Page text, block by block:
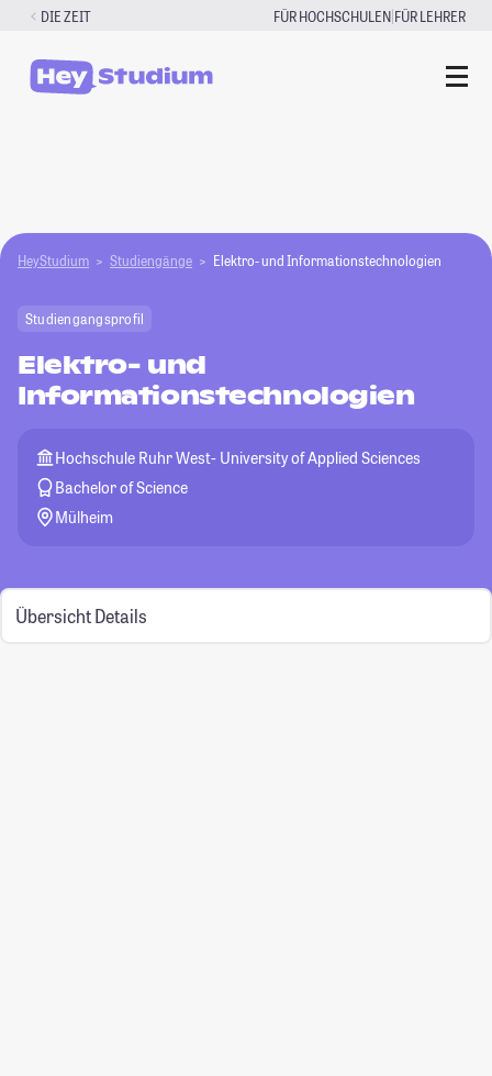
Zum
springen
DIE ZEIT FÜR HOCHSCHULEN|FÜR LEHRER
HeyStudium Studiengänge Elektro- und Informationstechnologien
Studiengangsprofil
Elektro- und
Informationstechnologien
Hochschule Ruhr West- University of Applied Sciences
Bachelor of Science
Mülheim
Übersicht Details